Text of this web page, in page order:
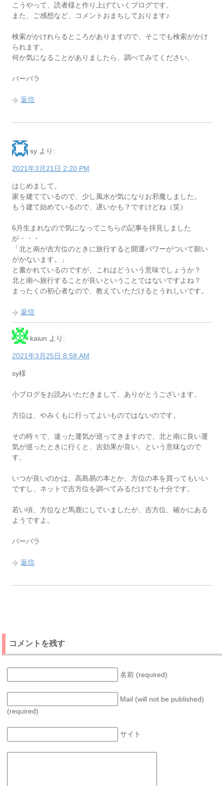
こうやって、読者様と作り上げていくブログです。
また、ご感想など、コメントおまちしております♪
検索がかけれらるところがありますので、そこでも検索がかけ
られます。
何か気になることがありましたら、調べてみてください。
バーバラ
返信
sy より:
2021年3月21日 2:20 PM
はじめまして。
家を建てているので、少し風水が気になりお邪魔しました。
もう建て始めているので、遅いかも？ですけどね（笑）
6月生まれなので気になってこちらの記事を拝見しました
が・・・
「北と南が吉方位のときに旅行すると開運パワーがついて願い
がかないます。」
と書かれているのですが、これはどういう意味でしょうか？
北と南へ旅行することが良いということではないですよね？
まったくの初心者なので、教えていただけるとうれしいです。
返信
kaiun より:
2021年3月25日 8:58 AM
sy様
小ブログをお読みいただきまして、ありがとうございます。
方位は、やみくもに行ってよいものではないのです。
その時々で、違った運気が巡ってきますので、北と南に良い運
気が巡ったときに行くと、吉効果が良い、という意味なので
す。
いつが良いのかは、高島易の本とか、方位の本を買ってもいい
ですし、ネットで吉方位を調べてみるだけでも十分です。
若い頃、方位など馬鹿にしていましたが、吉方位、確かにある
ようですよ。
バーバラ
返信
コメントを残す
名前 (required)
Mail (will not be published)
(required)
サイト